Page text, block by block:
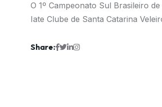
O 1º Campeonato Sul Brasileiro
Iate Clube de Santa Catarina
Share: